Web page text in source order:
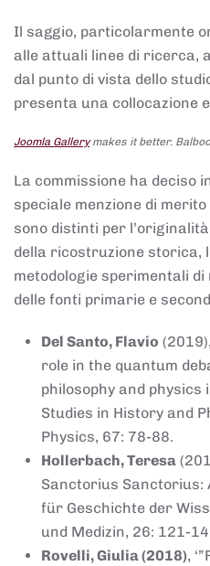
Il saggio, particolarmente
alle attuali linee di ricerca,
dal punto di vista dello
presenta una collocazione
Joomla Gallerymakes it better.
La commissione ha deciso
speciale menzione di
sono distinti per
della ricostruzione storica,
metodologie sperimentali
delle fonti primarie e
Del Santo, Flavio
role in the quantum
philosophy and physics
Studies in History and
Physics, 67: 78-88.
Hollerbach, Teresa
Sanctorius Sanctorius:
für Geschichte der
und Medizin, 26: 121-
Rovelli, Giulia (2018),